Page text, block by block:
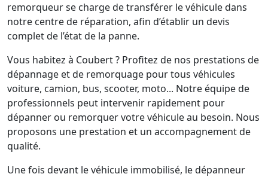
remorqueur se charge de transférer le véhicule dans
notre centre de réparation, afin d’établir un devis
complet de l’état de la panne.
Vous habitez à Coubert ? Profitez de nos prestations de
dépannage et de remorquage pour tous véhicules
voiture, camion, bus, scooter, moto... Notre équipe de
professionnels peut intervenir rapidement pour
dépanner ou remorquer votre véhicule au besoin. Nous
proposons une prestation et un accompagnement de
qualité.
Une fois devant le véhicule immobilisé, le dépanneur